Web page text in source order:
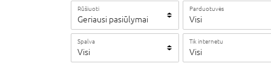
Rūšiuoti
Geriausi pasiūlymai
Parduotuvės
Visi
Spalva
Visi
Tik internetu
Visi